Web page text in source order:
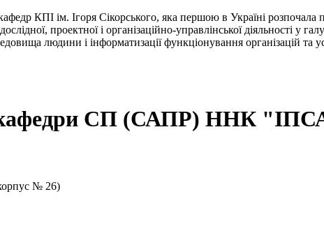
КПІ ім. Ігоря Сікорського, яка першою в Україні
проектної і організаційно-управлінської діяльності у
людини і інформатизації функціонування організацій та
кафедри СП (САПР) ННК
№ 26)